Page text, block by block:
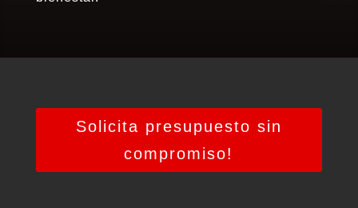
Solicita presupuesto sin
compromiso!